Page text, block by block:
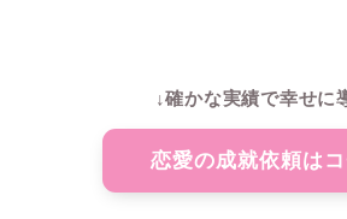
↓確かな実績で幸せに
恋愛の成就依頼は